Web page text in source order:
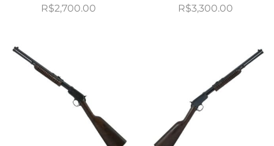
R$2,700.00 R$3,300.00